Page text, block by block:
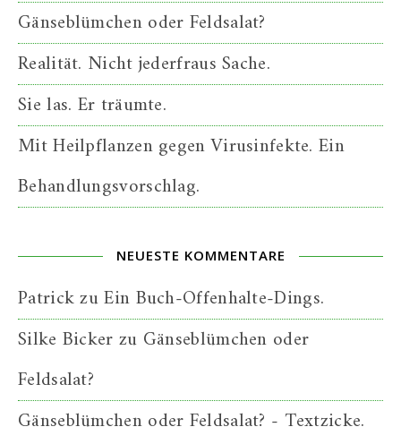
Gänseblümchen oder Feldsalat?
Realität. Nicht jederfraus Sache.
Sie las. Er träumte.
Mit Heilpflanzen gegen Virusinfekte. Ein
Behandlungsvorschlag.
NEUESTE KOMMENTARE
PatrickzuEin Buch-Offenhalte-Dings.
Silke Bickerzu Gänseblümchen oder
Feldsalat?
Gänseblümchen oder Feldsalat? - Textzicke.